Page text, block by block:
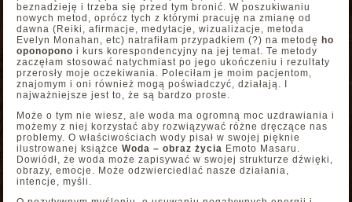
beznadzieję i trzeba się przed tym bronić. W poszukiwaniu
nowych metod, oprócz tych z którymi pracuję na zmianę od
dawna (Reiki, afirmacje, medytacje, wizualizacje, metoda
Evelyn Monahan, etc) natrafiłam przypadkiem (?) na metodę ho
oponopono i kurs korespondencyjny na jej temat. Te metody
zaczęłam stosować natychmiast po jego ukończeniu i rezultaty
przerosły moje oczekiwania. Poleciłam je moim pacjentom,
znajomym i oni również mogą poświadczyć, działają. I
najważniejsze jest to, że są bardzo proste.
Może o tym nie wiesz, ale woda ma ogromną moc uzdrawiania i
możemy z niej korzystać aby rozwiązywać różne dręczące nas
problemy. O właściwościach wody pisał w swojej pięknie
ilustrowanej książceWoda – obraz życia Emoto Masaru.
Dowiódł, że woda może zapisywać w swojej strukturze dźwięki,
obrazy, emocje. Może odzwierciedlać nasze działania,
intencje, myśli.